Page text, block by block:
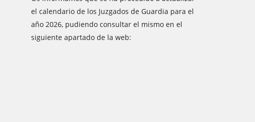
el calendario de los Juzgados de Guardia para el
año 2026, pudiendo consultar el mismo en el
siguiente apartado de la web: